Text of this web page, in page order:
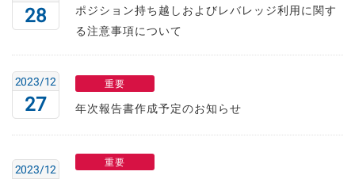
28
ポジション持ち越しおよびレバレッジ利用に関す
る注意事項について
27
2023/12 重要
年次報告書作成予定のお知らせ
2023/12
重要